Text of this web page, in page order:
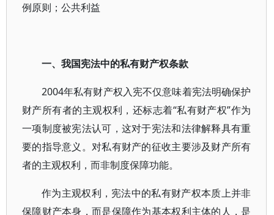
例原则；公共利益
一、我国宪法中的私有财产权条款
2004年私有财产权入宪不仅意味着宪法明确保护
财产所有者的主观权利，还标志着“私有财产权”作为
一项制度被宪法认可，这对于宪法和法律解释具有重
要的指导意义。对私有财产的征收主要涉及财产所有
者的主观权利，而非制度保障功能。
作为主观权利，宪法中的私有财产权本质上并非
保障财产本身，而是保障作为基本权利主体的人，是